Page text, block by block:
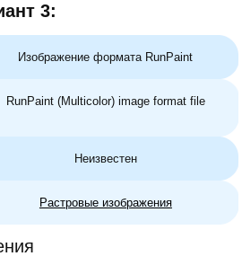
3:
Изображение формата RunPaint
RunPaint (Multicolor) image format file
Неизвестен
Растровые изображения